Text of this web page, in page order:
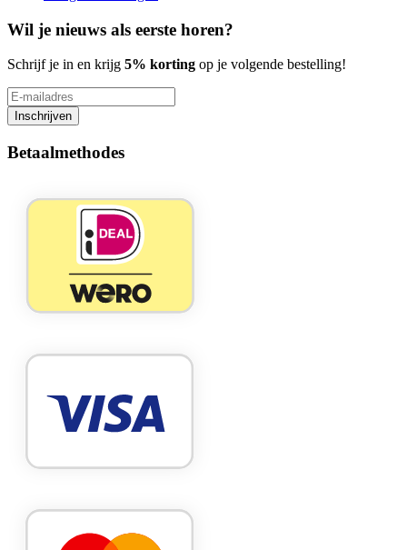
Wil je nieuws als eerste horen?
Schrijf je in en krijg 5% korting op je volgende bestelling!
Inschrijven
Betaalmethodes